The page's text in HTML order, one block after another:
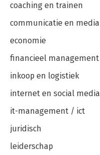
coaching en trainen
communicatie en media
economie
financieel management
inkoop en logistiek
internet en social media
it-management / ict
juridisch
leiderschap